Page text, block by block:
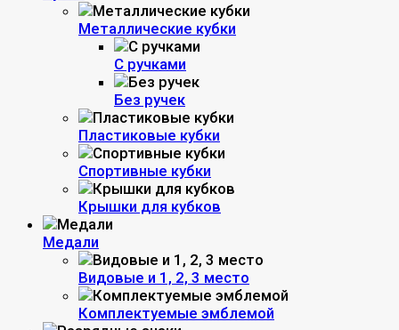
Металлические кубки
С ручками
Без ручек
Пластиковые кубки
Спортивные кубки
Крышки для кубков
Медали
Видовые и 1, 2, 3 место
Комплектуемые эмблемой